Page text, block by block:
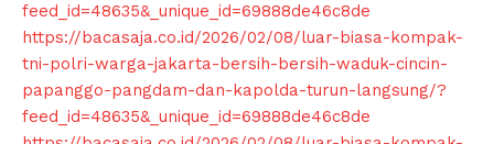
Company
About
feed_id=48635&_unique_id=69888de46c8de
https://bacasaja.co.id/2026/02/08/luar-biasa-kompak-
tni-polri-warga-jakarta-bersih-bersih-waduk-cincin-
papanggo-pangdam-dan-kapolda-turun-langsung/?
feed_id=48635&_unique_id=69888de46c8de